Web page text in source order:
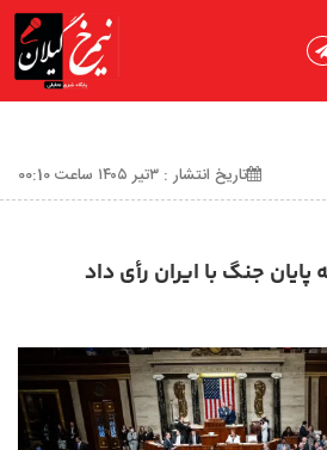
تاریخ انتشار : ۳تیر ۱۴۰۵ ساعت 00:10
پایان جنگ با ایران رأی داد